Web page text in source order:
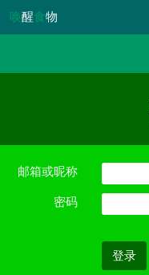
唤醒食物
邮箱或昵称
密码
登录